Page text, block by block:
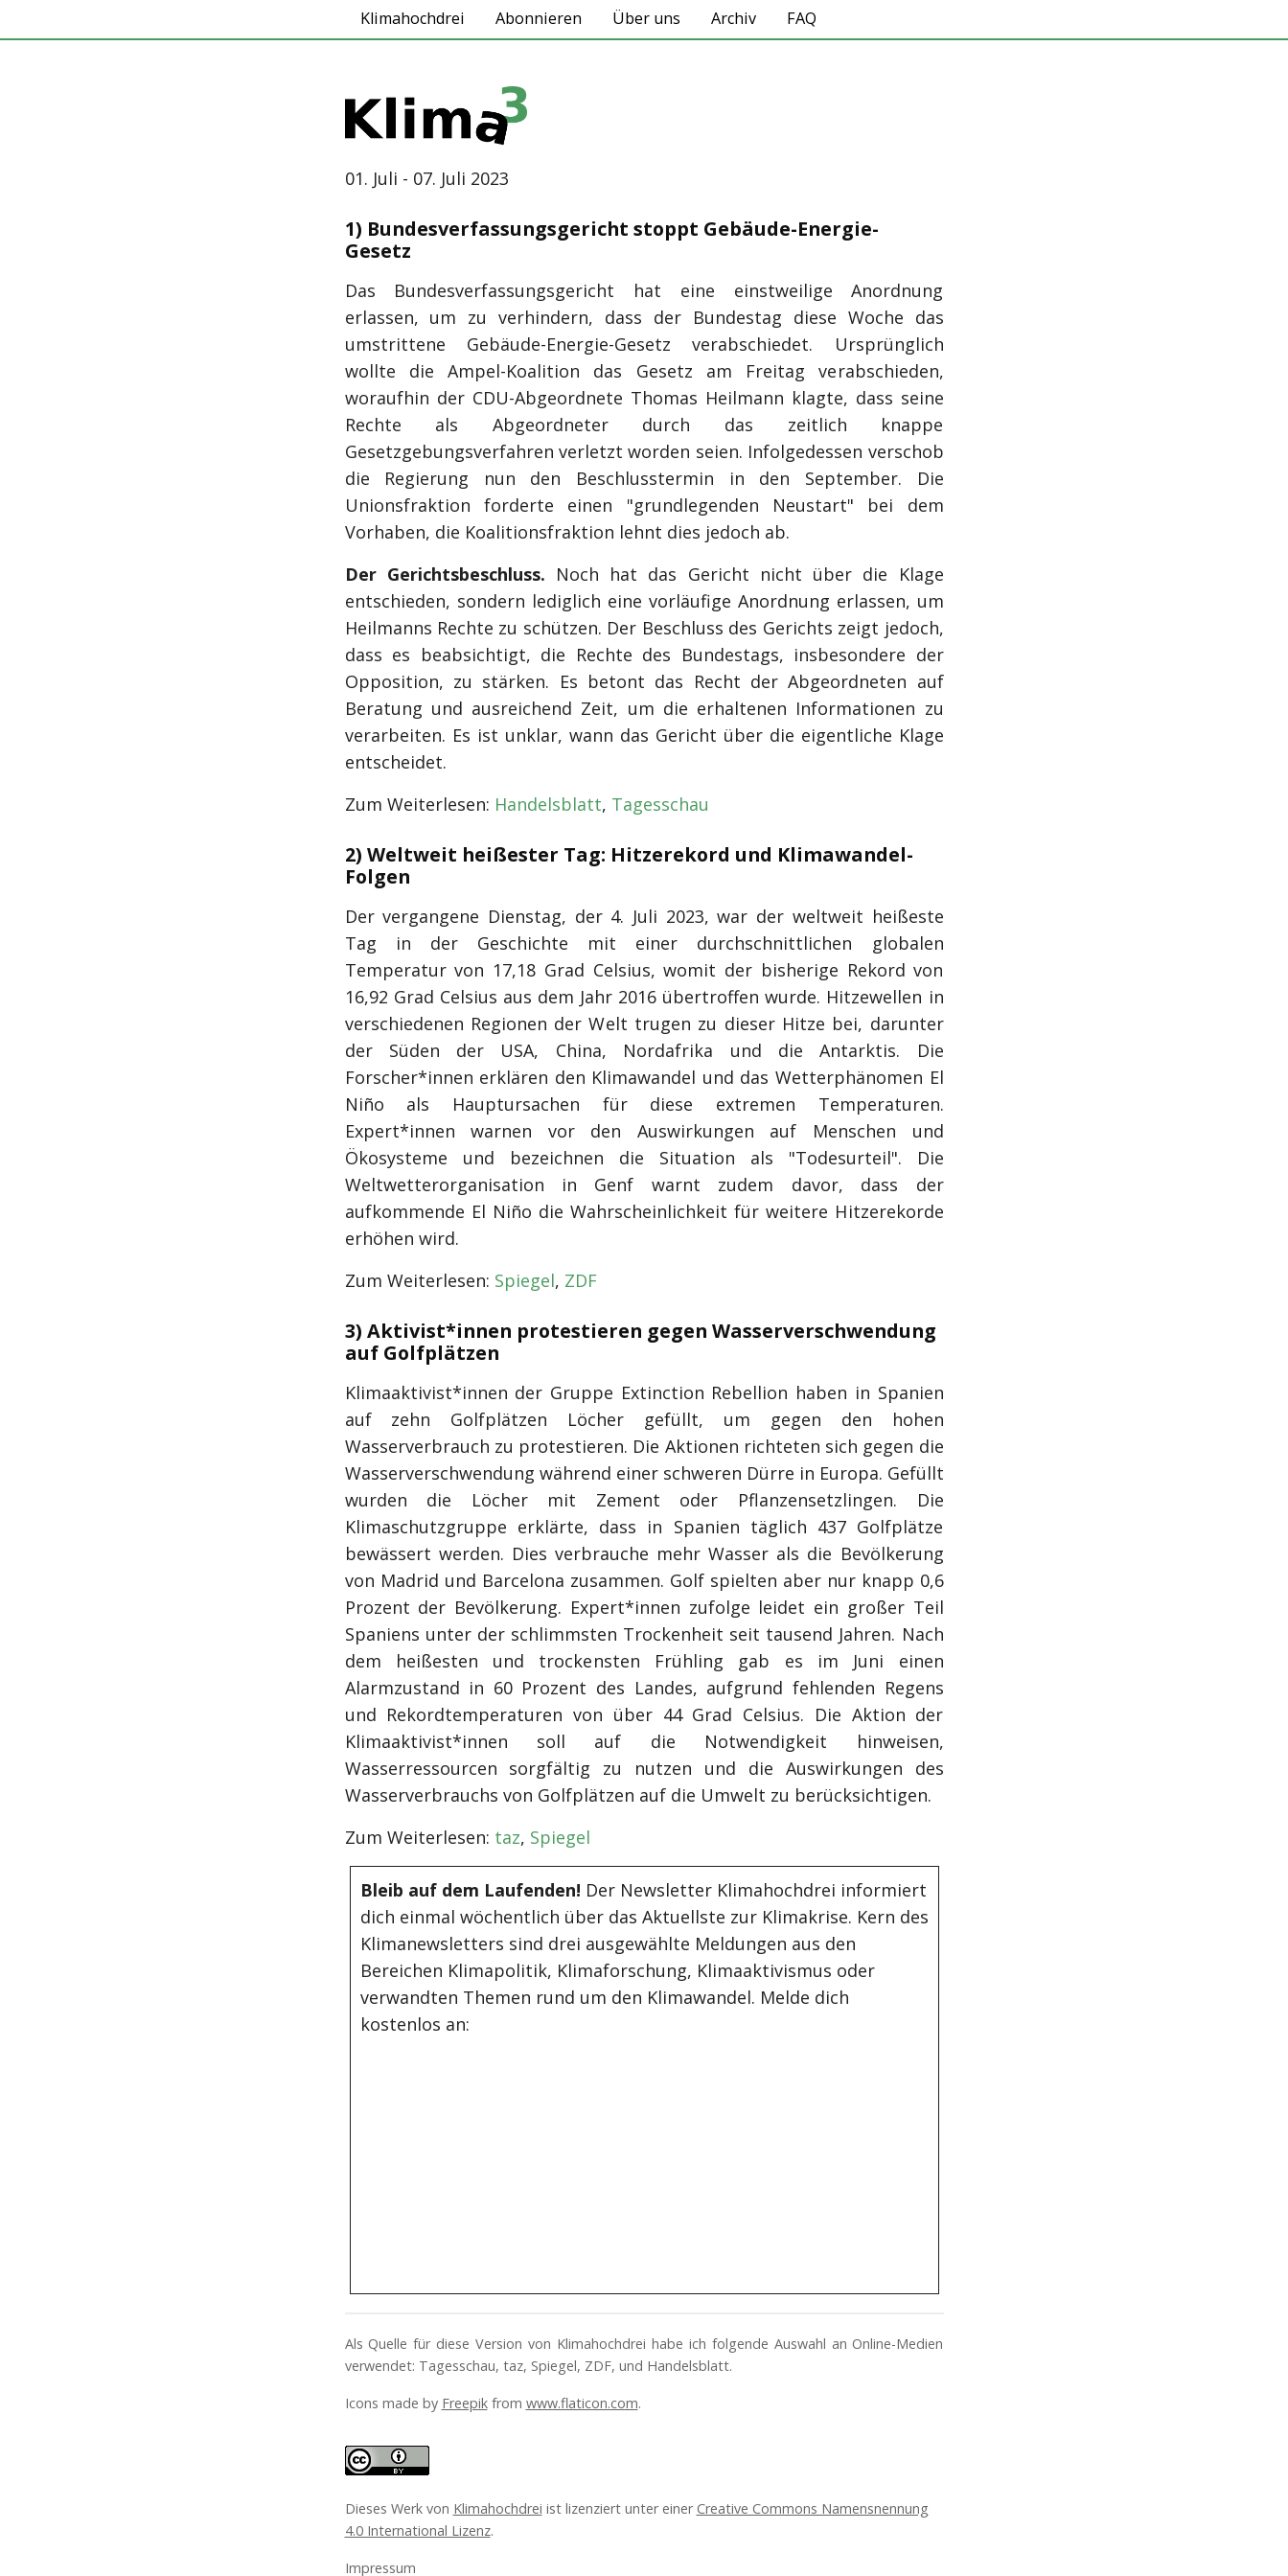
Klimahochdrei Abonnieren Über uns Archiv FAQ
01. Juli - 07. Juli 2023
1) Bundesverfassungsgericht stoppt Gebäude-Energie-
Gesetz
Das Bundesverfassungsgericht hat eine einstweilige Anordnung
erlassen, um zu verhindern, dass der Bundestag diese Woche das
umstrittene Gebäude-Energie-Gesetz verabschiedet. Ursprünglich
wollte die Ampel-Koalition das Gesetz am Freitag verabschieden,
woraufhin der CDU-Abgeordnete Thomas Heilmann klagte, dass seine
Rechte als Abgeordneter durch das zeitlich knappe
Gesetzgebungsverfahren verletzt worden seien. Infolgedessen verschob
die Regierung nun den Beschlusstermin in den September. Die
Unionsfraktion forderte einen "grundlegenden Neustart" bei dem
Vorhaben, die Koalitionsfraktion lehnt dies jedoch ab.
Der Gerichtsbeschluss. Noch hat das Gericht nicht über die Klage
entschieden, sondern lediglich eine vorläufige Anordnung erlassen, um
Heilmanns Rechte zu schützen. Der Beschluss des Gerichts zeigt jedoch,
dass es beabsichtigt, die Rechte des Bundestags, insbesondere der
Opposition, zu stärken. Es betont das Recht der Abgeordneten auf
Beratung und ausreichend Zeit, um die erhaltenen Informationen zu
verarbeiten. Es ist unklar, wann das Gericht über die eigentliche Klage
entscheidet.
Zum Weiterlesen: Handelsblatt, Tagesschau
2) Weltweit heißester Tag: Hitzerekord und Klimawandel-
Folgen
Der vergangene Dienstag, der 4. Juli 2023, war der weltweit heißeste
Tag in der Geschichte mit einer durchschnittlichen globalen
Temperatur von 17,18 Grad Celsius, womit der bisherige Rekord von
16,92 Grad Celsius aus dem Jahr 2016 übertroffen wurde. Hitzewellen in
verschiedenen Regionen der Welt trugen zu dieser Hitze bei, darunter
der Süden der USA, China, Nordafrika und die Antarktis. Die
Forscher*innen erklären den Klimawandel und das Wetterphänomen El
Niño als Hauptursachen für diese extremen Temperaturen.
Expert*innen warnen vor den Auswirkungen auf Menschen und
Ökosysteme und bezeichnen die Situation als "Todesurteil". Die
Weltwetterorganisation in Genf warnt zudem davor, dass der
aufkommende El Niño die Wahrscheinlichkeit für weitere Hitzerekorde
erhöhen wird.
Zum Weiterlesen: Spiegel, ZDF
3) Aktivist*innen protestieren gegen Wasserverschwendung
auf Golfplätzen
Klimaaktivist*innen der Gruppe Extinction Rebellion haben in Spanien
auf zehn Golfplätzen Löcher gefüllt, um gegen den hohen
Wasserverbrauch zu protestieren. Die Aktionen richteten sich gegen die
Wasserverschwendung während einer schweren Dürre in Europa. Gefüllt
wurden die Löcher mit Zement oder Pflanzensetzlingen. Die
Klimaschutzgruppe erklärte, dass in Spanien täglich 437 Golfplätze
bewässert werden. Dies verbrauche mehr Wasser als die Bevölkerung
von Madrid und Barcelona zusammen. Golf spielten aber nur knapp 0,6
Prozent der Bevölkerung. Expert*innen zufolge leidet ein großer Teil
Spaniens unter der schlimmsten Trockenheit seit tausend Jahren. Nach
dem heißesten und trockensten Frühling gab es im Juni einen
Alarmzustand in 60 Prozent des Landes, aufgrund fehlenden Regens
und Rekordtemperaturen von über 44 Grad Celsius. Die Aktion der
Klimaaktivist*innen soll auf die Notwendigkeit hinweisen,
Wasserressourcen sorgfältig zu nutzen und die Auswirkungen des
Wasserverbrauchs von Golfplätzen auf die Umwelt zu berücksichtigen.
Zum Weiterlesen: taz, Spiegel
Bleib auf dem Laufenden! Der Newsletter Klimahochdrei informiert
dich einmal wöchentlich über das Aktuellste zur Klimakrise. Kern des
Klimanewsletters sind drei ausgewählte Meldungen aus den
Bereichen Klimapolitik, Klimaforschung, Klimaaktivismus oder
verwandten Themen rund um den Klimawandel. Melde dich
kostenlos an:
Als Quelle für diese Version von Klimahochdrei habe ich folgende Auswahl an Online-Medien
verwendet: Tagesschau, taz, Spiegel, ZDF, und Handelsblatt.
Icons made by Freepikfrom www.flaticon.com.
Dieses Werk von Klimahochdrei ist lizenziert unter einer Creative Commons Namensnennung
4.0 International Lizenz.
Impressum